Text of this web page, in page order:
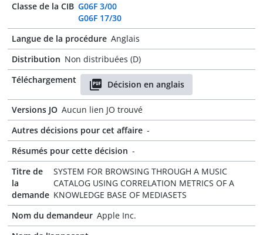
Classe de la CIB G06F 3/00
G06F 17/30
Langue de la procédure Anglais
Distribution Non distribuées (D)
Téléchargement
Décision en anglais
Versions JO Aucun lien JO trouvé
Autres décisions pour cet affaire -
Résumés pour cette décision -
Titre de
la
demande
SYSTEM FOR BROWSING THROUGH A MUSIC
CATALOG USING CORRELATION METRICS OF A
KNOWLEDGE BASE OF MEDIASETS
Nom du demandeur Apple Inc.